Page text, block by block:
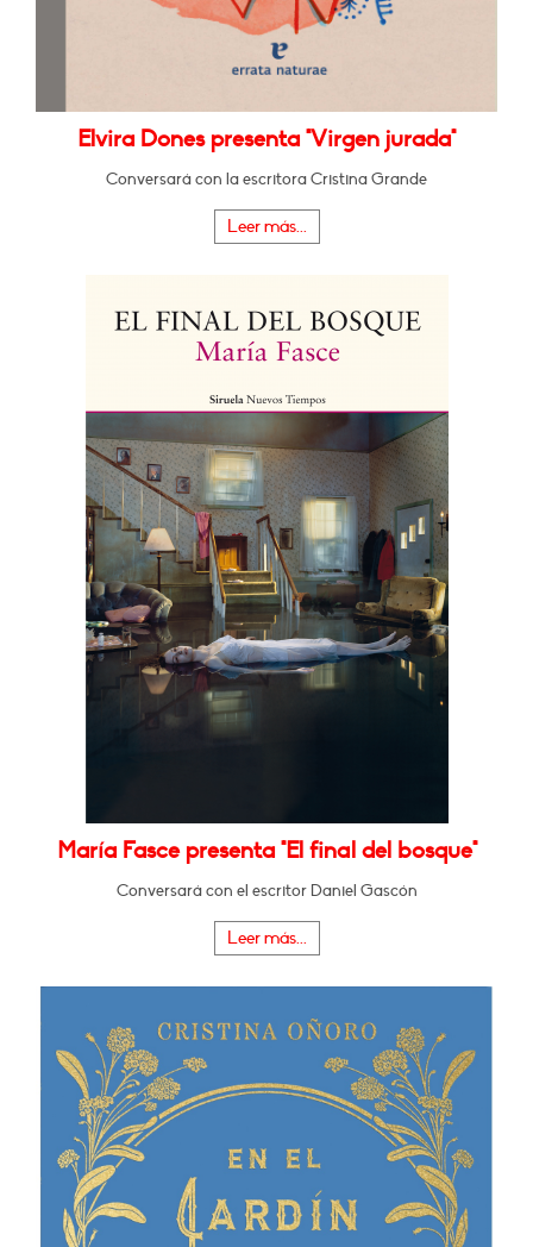
Elvira Dones presenta "Virgen jurada"
Conversará con la escritora Cristina Grande
Leer más...
María Fasce presenta "El final del bosque"
Conversará con el escritor Daniel Gascón
Leer más...